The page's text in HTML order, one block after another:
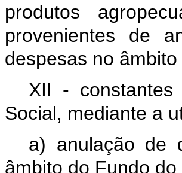
produtos
provenientes de
despesas no
XII -
Social, mediante a
a) anulação de
âmbito do Fundo